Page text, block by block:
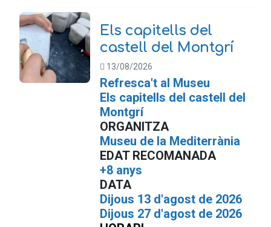
Els capitells del
castell del Montgrí
13/08/2026
Refresca't al Museu
Els capitells del castell del
Montgrí
ORGANITZA
Museu de la Mediterrània
EDAT RECOMANADA
+8 anys
DATA
Dijous 13 d'agost de 2026
Dijous 27 d'agost de 2026